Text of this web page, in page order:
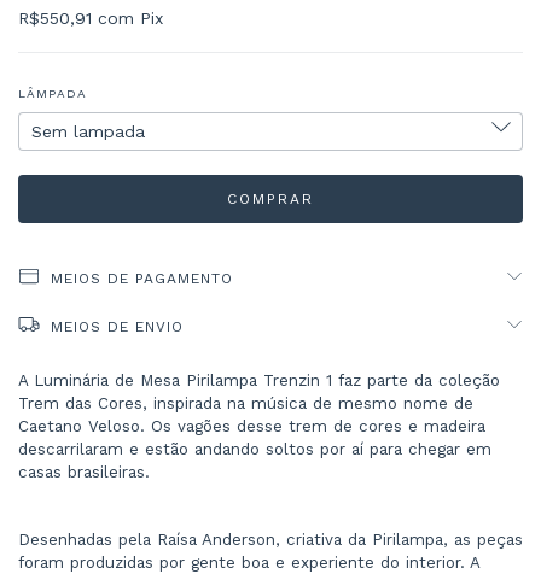
R$550,91 com Pix
LÂMPADA
MEIOS DE PAGAMENTO
MEIOS DE ENVIO
A Luminária de Mesa Pirilampa Trenzin 1 faz parte da coleção
Trem das Cores, inspirada na música de mesmo nome de
Caetano Veloso. Os vagões desse trem de cores e madeira
descarrilaram e estão andando soltos por aí para chegar em
casas brasileiras.
Desenhadas pela Raísa Anderson, criativa da Pirilampa, as peças
foram produzidas por gente boa e experiente do interior. A